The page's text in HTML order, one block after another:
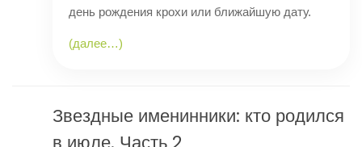
день рождения крохи или ближайшую дату.
(далее…)
Звездные именинники: кто родился